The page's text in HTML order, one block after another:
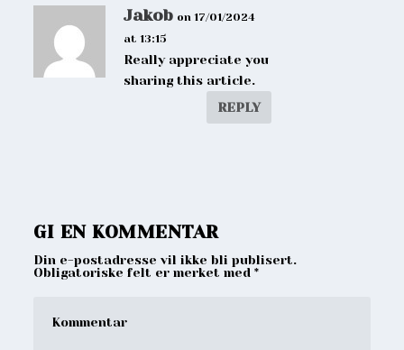
Jakob on 17/01/2024
at 13:15
Really appreciate you
sharing this article.
REPLY
GI EN KOMMENTAR
Din e-postadresse vil ikke bli publisert.
Obligatoriske felt er merket med*